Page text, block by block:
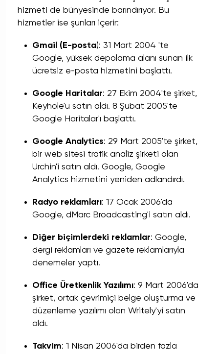
hizmeti de bünyesinde barındırıyor. Bu
hizmetler ise şunları içerir:
Gmail (E-posta): 31 Mart 2004 'te
Google, yüksek depolama alanı sunan ilk
ücretsiz e-posta hizmetini başlattı.
Google Haritalar: 27 Ekim 2004'te şirket,
Keyhole'u satın aldı. 8 Şubat 2005'te
Google Haritalar'ı başlattı.
Google Analytics: 29 Mart 2005'te şirket,
bir web sitesi trafik analiz şirketi olan
Urchin'i satın aldı. Google, Google
Analytics hizmetini yeniden adlandırdı.
Radyo reklamları: 17 Ocak 2006'da
Google, dMarc Broadcasting'i satın aldı.
Diğer biçimlerdeki reklamlar: Google,
dergi reklamları ve gazete reklamlarıyla
denemeler yaptı.
Office Üretkenlik Yazılımı: 9 Mart 2006'da
şirket, ortak çevrimiçi belge oluşturma ve
düzenleme yazılımı olan Writely'yi satın
aldı.
Takvim: 1 Nisan 2006'da birden fazla